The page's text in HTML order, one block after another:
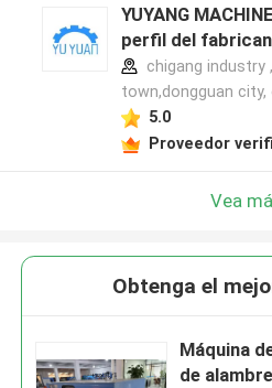
YUYANG
perfil del
chigang industry
town,dongguan city,
5.0
Proveedor
Vea
Obtenga el
Máquina
de